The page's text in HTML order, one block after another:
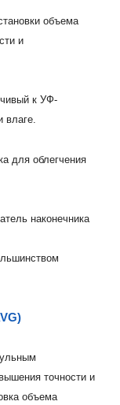
объема
и
к УФ-
влаге.
для облегчения
наконечника
точности и
объема